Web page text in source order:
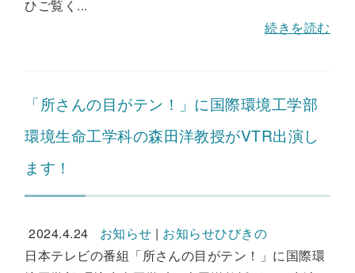
ひご覧く...
続きを読む
「所さんの目がテン！」に国際環境工学部
環境生命工学科の森田洋教授がVTR出演し
ます！
2024.4.24 お知らせ | お知らせひびきの
日本テレビの番組「所さんの目がテン！」に国際環